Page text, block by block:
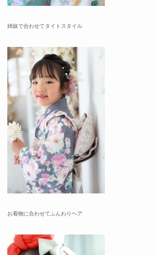
姉妹で合わせてタイトスタイル
お着物に合わせてふんわりヘア